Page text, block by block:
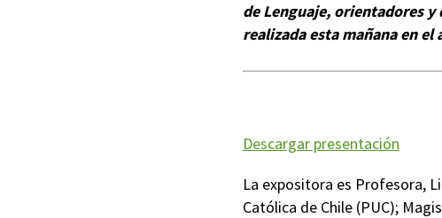
de Lenguaje, orientadores y
realizada esta mañana en
Descargar presentación
La expositora es Profesora,
Católica de Chile (PUC);